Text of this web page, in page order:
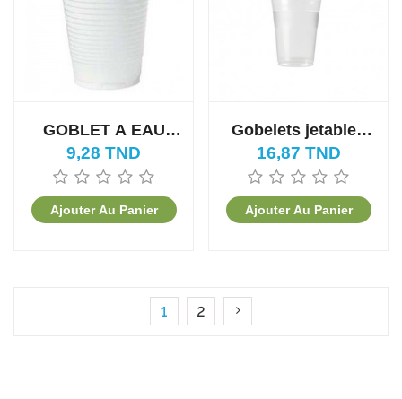
GOBLET A EAU
JETABLE (100
Pièces)
9,28 TND
Ajouter Au Panier
Gobelets jetables
transparents 40cl
(50 pièces)
16,87 TND
Ajouter Au Panier
1 2